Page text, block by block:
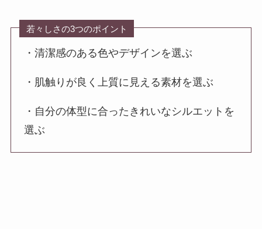
若々しさの3つのポイント
・清潔感のある色やデザインを選ぶ
・肌触りが良く上質に見える素材を選ぶ
・自分の体型に合ったきれいなシルエットを
選ぶ